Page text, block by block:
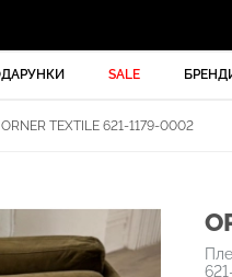
SALE
TEXTILE 621-1179-0002